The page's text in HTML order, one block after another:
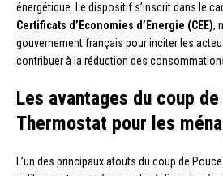
énergétique. Le dispositif s’inscrit dans le
Certificats d’Economies d’Energie (CEE),
gouvernement français pour inciter les
contribuer à la réduction des
Les avantages du coup
Thermostat pour les
L’un des principaux atouts du coup de